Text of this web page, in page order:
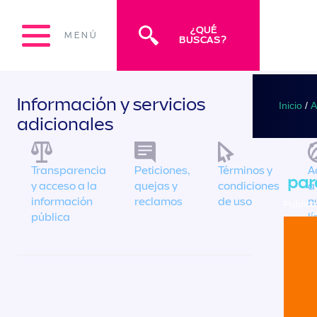
MENÚ
¿QUÉ
BUSCAS?
Inicio /
Información y servicios
adicionales
Transparencia
y acceso a la
información
pública
Peticiones,
quejas y
reclamos
Términos y
condiciones
de uso
a